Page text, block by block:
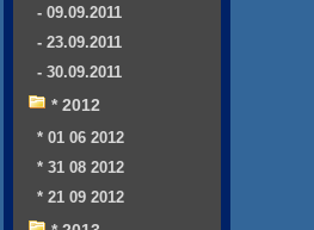
- 09.09.2011
- 23.09.2011
- 30.09.2011
* 2012
* 01 06 2012
* 31 08 2012
* 21 09 2012